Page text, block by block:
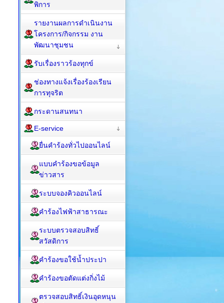
พิการ
รายงานผลการดำเนินงาน
โครงการ/กิจกรรม งาน
พัฒนาชุมชน
รับเรื่องราวร้องทุกข์
ช่องทางแจ้งเรื่องร้องเรียน
การทุจริต
กระดานสนทนา
E-service
ยื่นคำร้องทั่วไปออนไลน์
แบบคำร้องขอข้อมูล
ข่าวสาร
ระบบจองคิวออนไลน์
คำร้องไฟฟ้าสาธารณะ
ระบบตรวจสอบสิทธิ์
สวัสดิการ
คำร้องขอใช้น้ำประปา
คำร้องขอตัดแต่งกิ่งไม้
ตรวจสอบสิทธิ์เงินอุดหนุน